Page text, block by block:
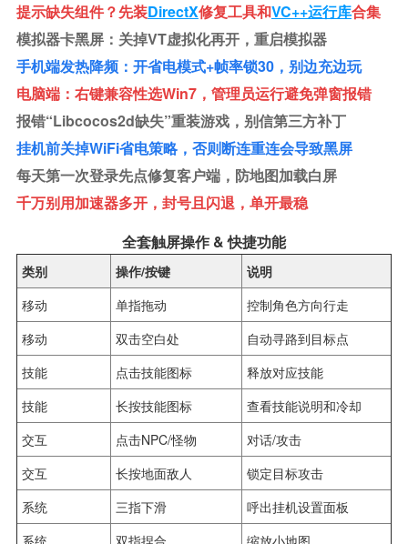
提示缺失组件？先装DirectX修复工具和VC++运行库合集
模拟器卡黑屏：关掉VT虚拟化再开，重启模拟器
手机端发热降频：开省电模式+帧率锁30，别边充边玩
电脑端：右键兼容性选Win7，管理员运行避免弹窗报错
报错“libcocos2d缺失”重装游戏，别信第三方补丁
挂机前关掉WiFi省电策略，否则断连重连会导致黑屏
每天第一次登录先点修复客户端，防地图加载白屏
千万别用加速器多开，封号且闪退，单开最稳
全套触屏操作 & 快捷功能
类别 操作/按键
说明
移动
单指拖动
控制角色方向行走
移动
双击空白处
自动寻路到目标点
技能
点击技能图标
释放对应技能
技能
长按技能图标
查看技能说明和冷却
交互
点击NPC/怪物
对话/攻击
交互
长按地面敌人
锁定目标攻击
系统
三指下滑
呼出挂机设置面板
系统
双指捏合
缩放小地图